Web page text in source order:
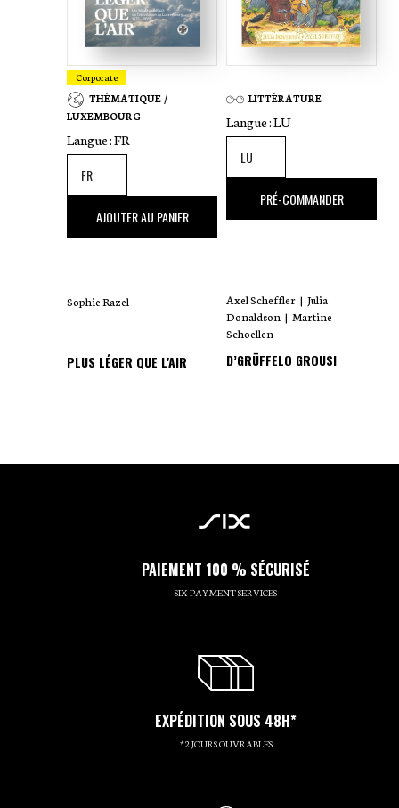
Jaspers selbst einer perfekt
durchorganisierten Gruppenreise, für
viele der touristische „worst case“
schlechthin, durchaus sympathische Züge
abzugewinnen.
Corporate
THÉMATIQUE /
LUXEMBOURG
Langue :FR
,00 €
AJOUTER AU PANIER
Sophie Razel
PLUS LÉGER QUE L'AIR
LITTÉRATURE
Langue :LU
,00 €
PRÉ-COMMANDER
Axel Scheffler | Julia
Donaldson | Martine
Schoellen
D’GRÜFFELO GROUSI
PAIEMENT 100 % SÉCURISÉ
SIX PAYMENT SERVICES
EXPÉDITION SOUS 48H*
*2 JOURS OUVRABLES